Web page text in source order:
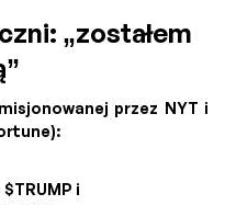
„zostałem
przez NYT i
$TRUMP i